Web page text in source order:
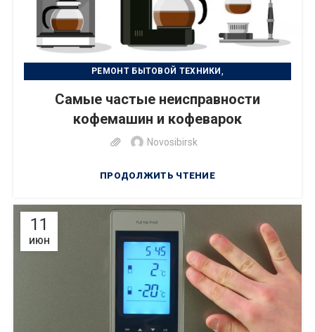
РЕМОНТ БЫТОВОЙ ТЕХНИКИ ,
УСТРАНЕНИЕ НЕИСПРАВНОСТИ,УХОД ЗА ТЕХНИКОЙ
Самые частые неисправности
кофемашин и кофеварок
Novosibirsk
ПРОДОЛЖИТЬ ЧТЕНИЕ
11
ИЮН